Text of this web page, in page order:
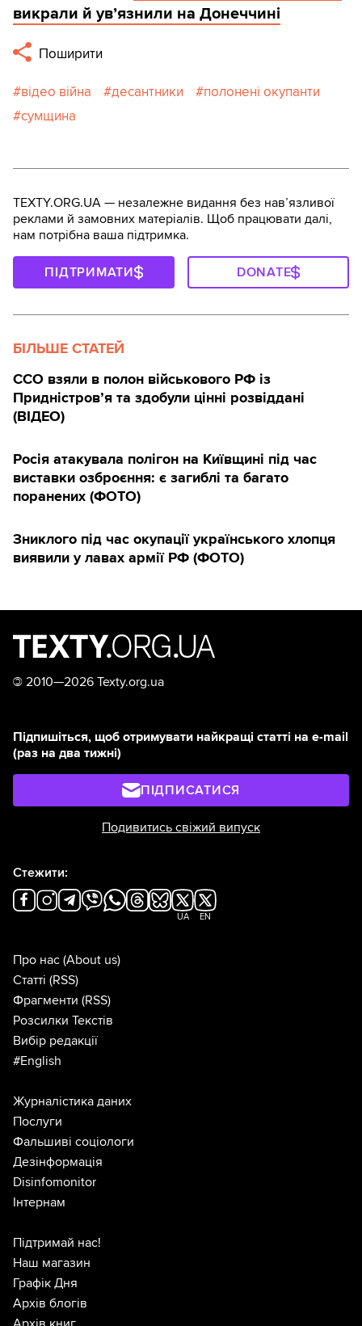
викрали й ув’язнили на Донеччині
Поширити
відео війна десантники
полонені окупанти
сумщина
TEXTY.ORG.UA — незалежне видання без навʼязливої
реклами й замовних матеріалів. Щоб працювати далі,
нам потрібна ваша підтримка.
ПІДТРИМАТИ DONATE
БІЛЬШЕ СТАТЕЙ
ССО взяли в полон військового РФ із
Придністров’я та здобули цінні розвіддані
(ВІДЕО)
Росія атакувала полігон на Київщині під час
виставки озброєння: є загиблі та багато
поранених (ФОТО)
Зниклого під час окупації українського хлопця
виявили у лавах армії РФ (ФОТО)
© 2010—2026 Texty.org.ua
Підпишіться, щоб отримувати найкращі статті на e-mail
(раз на два тижні)
ПІДПИСАТИСЯ
Подивитись свіжий випуск
Стежити:
UA EN
Про нас (About us)
Статті (RSS)
Фрагменти (RSS)
Розсилки Текстів
Вибір редакції
#English
Журналістика даних
Послуги
Фальшиві соціологи
Дезінформація
Disinfomonitor
Інтернам
Підтримай нас!
Наш магазин
Графік Дня
Архів блогів